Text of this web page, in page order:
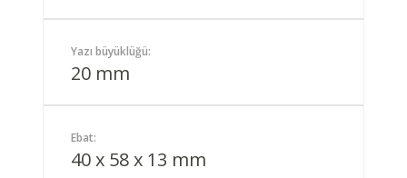
Yazı büyüklüğü:
20 mm
Ebat:
40 x 58 x 13 mm